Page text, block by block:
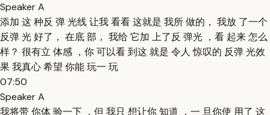
Speaker A
添加 这 种反 弹 光线 让我 看看 这就是 我所 做的， 我放 了一个
反弹 光 好了， 在底 部， 我给 它加 上了反 弹光 ，看 起来 怎么
样？ 很有立 体感 ，你 可以看 到这 就是 令人 惊叹的 反弹 光效
果 我真心 希望 你能 玩一 玩
07:50
Speaker A
我将带 你体 验一下 ，但 我只 想让你 知道 ，一 旦你使 用了 这